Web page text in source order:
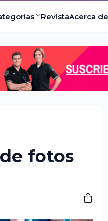
RevistaAcerca de
fotos